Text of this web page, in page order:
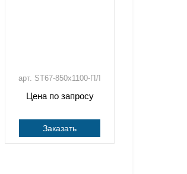
арт. ST67-850х1100-ПЛ
Цена по запросу
Заказать